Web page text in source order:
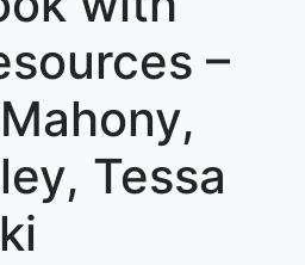
–
Tessa